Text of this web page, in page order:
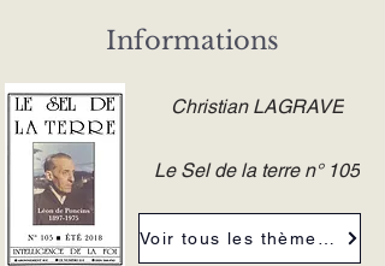
Informations
Christian LAGRAVE
Le Sel de la terre n° 105